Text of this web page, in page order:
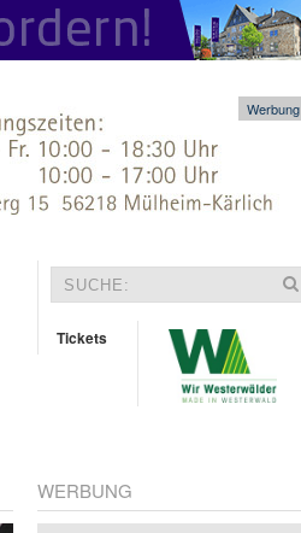
Werbung
Tickets
WERBUNG